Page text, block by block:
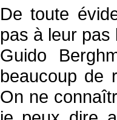
De toute
pas à leur pas
Guido
beaucoup de
On ne